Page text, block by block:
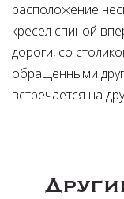
расположение
кресел спиной
дороги, со
обращёнными
встречается на